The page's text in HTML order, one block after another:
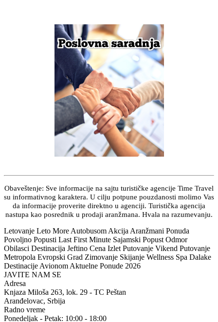
Obaveštenje: Sve informacije na sajtu turističke agencije Time Travel
su informativnog karaktera. U cilju potpune pouzdanosti molimo Vas
da informacije proverite direktno u agenciji. Turistička agencija
nastupa kao posrednik u prodaji aranžmana. Hvala na razumevanju.
Letovanje Leto More Autobusom Akcija Aranžmani Ponuda
Povoljno Popusti Last First Minute Sajamski Popust Odmor
Obilasci Destinacija Jeftino Cena Izlet Putovanje Vikend Putovanje
Metropola Evropski Grad Zimovanje Skijanje Wellness Spa Dalake
Destinacije Avionom Aktuelne Ponude 2026
JAVITE NAM SE
Adresa
Knjaza Miloša 263, lok. 29 - TC Peštan
Aranđelovac, Srbija
Radno vreme
Ponedeljak - Petak: 10:00 - 18:00